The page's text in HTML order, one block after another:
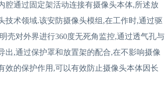
腔通过固定架活动连接有摄像头本体,所述放
技术领域.该安防摄像头模组,在工作时,通过驱
壳对外界进行360度无死角监控,通过透气孔与
,通过保护罩和放置架的配合,在不影响摄像
效的保护作用,可以有效防止摄像头本体因长